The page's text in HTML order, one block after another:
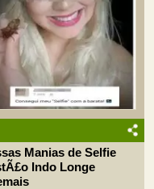
Manias de Selfie
Indo Longe